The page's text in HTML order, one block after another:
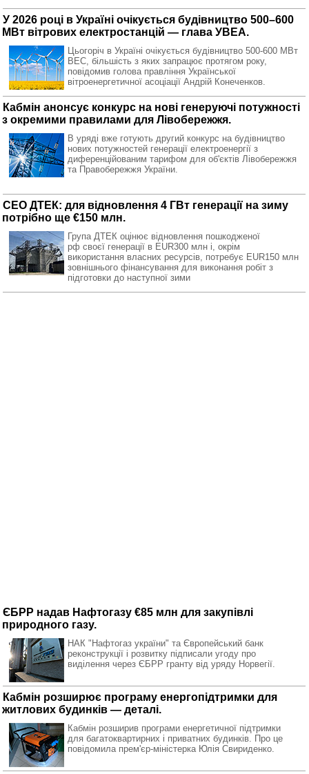
У 2026 році в Україні очікується будівництво 500–600
МВт вітрових електростанцій — глава УВЕА.
Цьогоріч в Україні очікується будівництво 500-600 МВт
ВЕС, більшість з яких запрацює протягом року,
повідомив голова правління Української
вітроенергетичної асоціації Андрій Конеченков.
Кабмін анонсує конкурс на нові генеруючі потужності
з окремими правилами для Лівобережжя.
В уряді вже готують другий конкурс на будівництво
нових потужностей генерації електроенергії з
диференційованим тарифом для об'єктів Лівобережжя
та Правобережжя України.
CEO ДТЕК: для відновлення 4 ГВт генерації на зиму
потрібно ще €150 млн.
Група ДТЕК оцінює відновлення пошкодженої
рф своєї генерації в EUR300 млн і, окрім
використання власних ресурсів, потребує EUR150 млн
зовнішнього фінансування для виконання робіт з
підготовки до наступної зими
ЄБРР надав Нафтогазу €85 млн для закупівлі
природного газу.
НАК "Нафтогаз україни" та Європейський банк
реконструкції і розвитку підписали угоду про
виділення через ЄБРР гранту від уряду Норвегії.
Кабмін розширює програму енергопідтримки для
житлових будинків — деталі.
Кабмін розширив програми енергетичної підтримки
для багатоквартирних і приватних будинків. Про це
повідомила прем'єр-міністерка Юлія Свириденко.